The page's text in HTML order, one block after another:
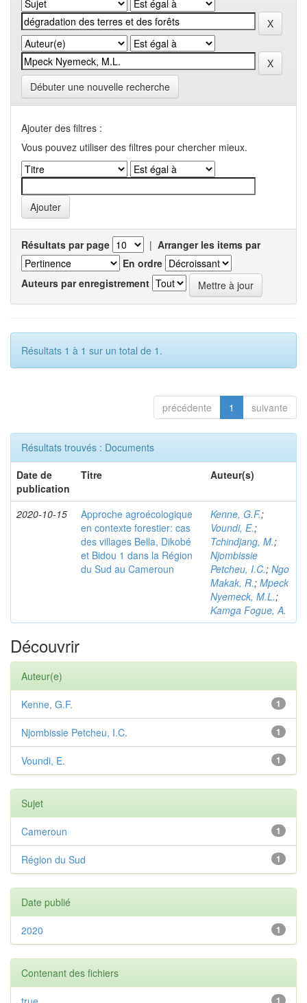
Débuter une nouvelle recherche
Ajouter des filtres :
Vous pouvez utiliser des filtres pour chercher mieux.
Résultats par page | Arranger les items par
En ordre
Auteurs par enregistrement
Résultats 1 à 1 sur un total de 1.
précédente 1 suivante
Résultats trouvés : Documents
Date de
publication
Titre Auteur(s)
2020-10-15
Approche agroécologique
en contexte forestier: cas
des villages Bella, Dikobé
et Bidou 1 dans la Région
du Sud au Cameroun
Kenne, G.F.;
Voundi, E.;
Tchindjang, M.;
Njombissie
Petcheu, I.C.; Ngo
Makak, R.; Mpeck
Nyemeck, M.L.;
Kamga Fogue, A.
Découvrir
Auteur(e)
1
Kenne, G.F.
1
Njombissie Petcheu, I.C.
1
Voundi, E.
Sujet
1
Cameroun
1
Région du Sud
Date publié
1
2020
Contenant des fichiers
1